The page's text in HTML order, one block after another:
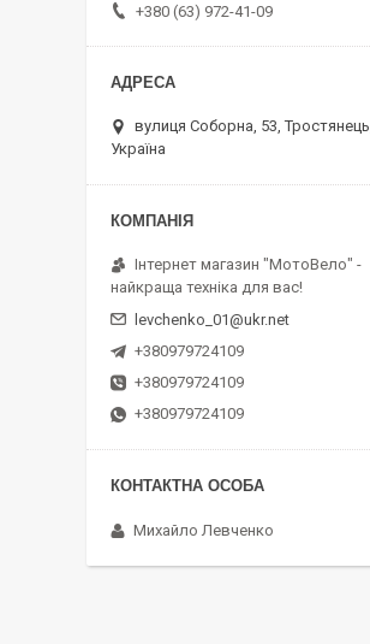
+380 (63) 972-41-09
вулиця Соборна, 53, Тростянець,
Україна
Інтернет магазин "МотоВело" -
найкраща техніка для вас!
levchenko_01@ukr.net
+380979724109
+380979724109
+380979724109
Михайло Левченко